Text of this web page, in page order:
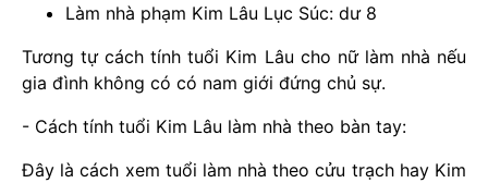
Làm nhà phạm Kim Lâu Lục Súc: dư 8
Tương tự cách tính tuổi Kim Lâu cho nữ làm nhà nếu
gia đình không có có nam giới đứng chủ sự.
- Cách tính tuổi Kim Lâu làm nhà theo bàn tay:
Đây là cách xem tuổi làm nhà theo cửu trạch hay Kim